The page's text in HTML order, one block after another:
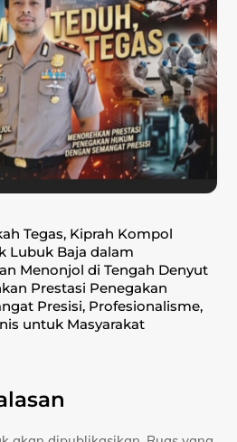
Tegas, Kiprah Kompol
Lubuk Baja dalam
Menonjol di Tengah Denyut
Prestasi Penegakan
Presisi, Profesionalisme,
untuk Masyarakat